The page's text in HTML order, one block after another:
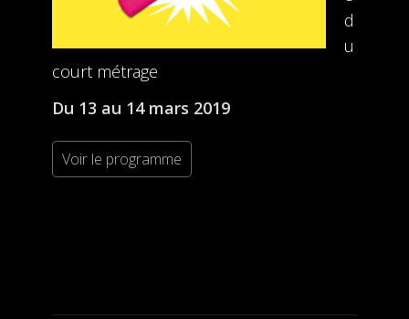
d
u
court métrage
Du 13 au 14 mars 2019
Voir le programme